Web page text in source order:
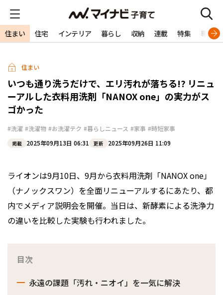
住まい 住宅 インテリア 暮らし 収納 連載 特集 専門家
住まい
いつも通り洗うだけで、エリ汚れが落ちる!? リニュ
ーアルした衣料用洗剤「NANOX one」の実力がス
ゴかった
#洗濯 #洗濯物 #お洗濯テク #暮らしニュース #家事 #時短家事
掲載 2025年09月13日 06:31 更新 2025年09月26日 11:09
ライオンは9月10日、9月から衣料用洗剤「NANOX one」
（ナノックスワン）を全面リニューアルするにあたり、都
内でメディア説明会を開催。当日は、新酵素による洗浄力
の違いを比較した実験も行われました。
目次
永遠の課題「汚れ・ニオイ」を一気に解決